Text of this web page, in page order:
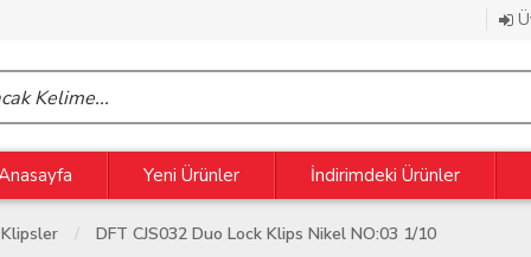
Yeni Ürünler İndirimdeki Ürünler
Klipsler DFT CJS032 Duo Lock Klips Nikel NO:03 1/10